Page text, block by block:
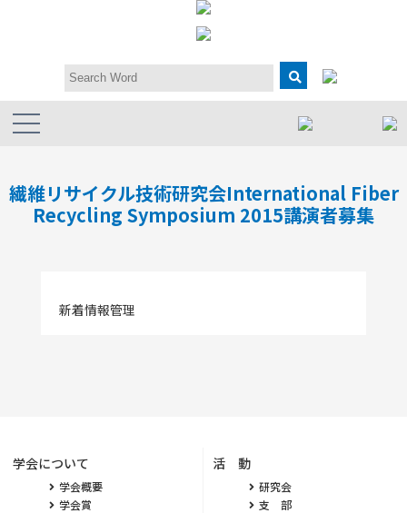
繊維リサイクル技術研究会International Fiber
Recycling Symposium 2015講演者募集
新着情報管理
学会について
学会概要
学会賞
活 動
研究会
支 部